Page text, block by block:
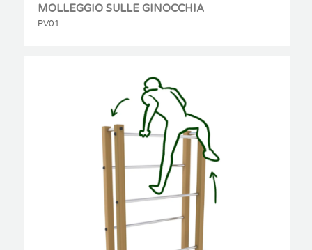
MOLLEGGIO SULLE GINOCCHIA
PV01